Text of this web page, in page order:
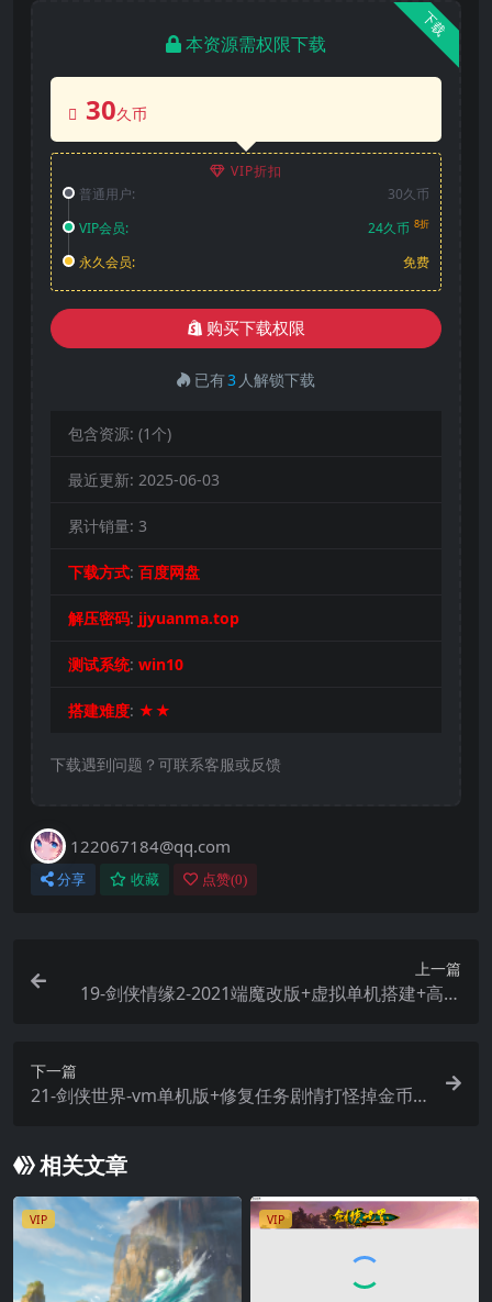
下载
本资源需权限下载
30久币
VIP折扣
普通用户:
30久币
VIP会员:
24久币 8折
永久会员: 免费
购买下载权限
已有3 人解锁下载
包含资源: (1个)
最近更新: 2025-06-03
累计销量: 3
下载方式: 百度网盘
解压密码: jjyuanma.top
测试系统: win10
搭建难度: ★★
下载遇到问题？可联系客服或反馈
122067184@qq.com
分享 收藏 点赞(0)
上一篇
19-剑侠情缘2-2021端魔改版+虚拟单机搭建+高清
下一篇
21-剑侠世界-vm单机版+修复任务剧情打怪掉金币
相关文章
VIP VIP